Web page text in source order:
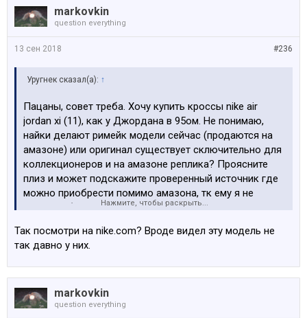
markovkin
question everything
#236
13 сен 2018
Уругнек сказал(а): ↑
Пацаны, совет треба. Хочу купить кроссы nike air
jordan xi (11), как у Джордана в 95ом. Не понимаю,
найки делают римейк модели сейчас (продаются на
амазоне) или оригинал существует сключительно для
коллекционеров и на амазоне реплика? Проясните
плиз и может подскажите проверенный источник где
можно приобрести помимо амазона, тк ему я не
доверяю (амазон уже не торт).
Нажмите, чтобы раскрыть...
Так посмотри на nike.com? Вроде видел эту модель не
так давно у них.
markovkin
question everything